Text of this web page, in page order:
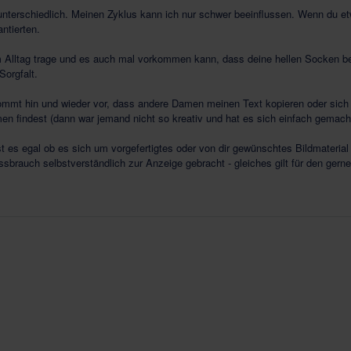
Meinen Zyklus kann ich nur schwer beeinflussen. Wenn du
trage und es auch mal vorkommen kann, dass deine hellen Socken
hin und wieder vor, dass andere Damen meinen Text kopieren oder
findest (dann war jemand nicht so kreativ und hat es sich einfach
egal ob es sich um vorgefertigtes oder von dir gewünschtes
selbstverständlich zur Anzeige gebracht - gleiches gilt für den